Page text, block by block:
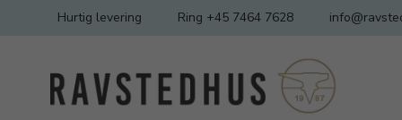
Hurtig levering Ring +45 7464 7628